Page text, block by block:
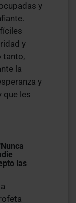
y
y
tanto,
la
y
que les
las